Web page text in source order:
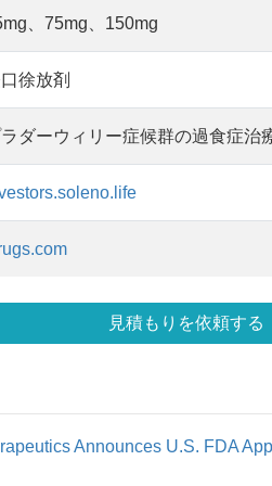
、75mg、150mg
徐放剤
ダーウィリー症候群の過食症治
見積もりを依頼する
Announces U.S. FDA